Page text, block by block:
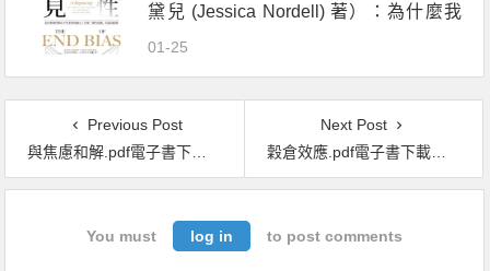
黛兒 (Jessica Nordell) 著）：為什麼我
們無法平等看待每個人？
01-25
Previous Post
與焦慮和解.pdf電子書下載（愛麗絲 · 博耶斯 (Alice Boyes) 著）：克服過度完美主義、拖延症、害怕批評，從自我檢測中找回生活平衡的實用指南
Next Post
穀倉效應.pdf電子書下載（吉蓮 · 邰蒂 (Gillian Tett) 著）：為什麼分工反而造成個人失去競爭力、企業崩壞、政府無能、經濟失控？
You must log in to post comments